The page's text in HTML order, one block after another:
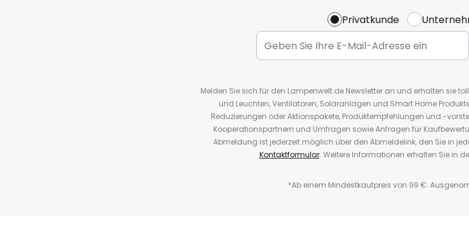
Privatkunde
Melden Sie sich für den Lampenwelt.de Newsletter an und erhalten sie
und Leuchten, Ventilatoren, Solaranlagen und Smart Home
Reduzierungen oder Aktionspakete, Produktempfehlungen und -
Kooperationspartnern und Umfragen sowie Anfragen für
Abmeldung ist jederzeit möglich über den Abmeldelink, den Sie in
Kontaktformular. Weitere Informationen erhalten Sie in
*Ab einem Mindestkaufpreis von 99 €.